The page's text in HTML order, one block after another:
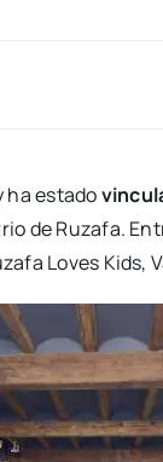
ha esta­do
de Ruza­fa.
Loves Kids,